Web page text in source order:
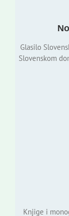
Glasilo
Slovenskom
Knjige i